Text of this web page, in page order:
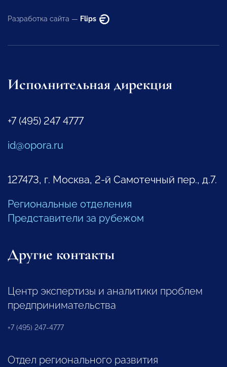
Разработка сайта — Flips
Исполнительная дирекция
+7 (495) 247 4777
id@opora.ru
127473, г. Москва, 2-й Самотечный пер., д.7.
Региональные отделения
Представители за рубежом
Другие контакты
Центр экспертизы и аналитики проблем
предпринимательства
+7 (495) 247-4777
Отдел регионального развития